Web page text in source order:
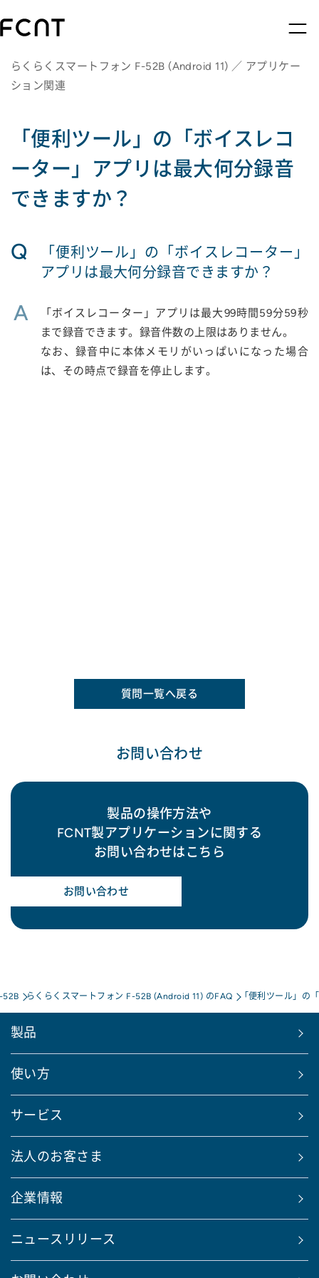
らくらくスマートフォン F-52B (Android 11) ／ アプリケー
ション関連
「便利ツール」の「ボイスレコ
ーター」アプリは最大何分録音
できますか？
Q
「便利ツール」の「ボイスレコーター」
アプリは最大何分録音できますか？
A
「ボイスレコーター」アプリは最大99時間59分59秒
まで録音できます。録音件数の上限はありません。
なお、録音中に本体メモリがいっぱいになった場合
は、その時点で録音を停止します。
質問一覧へ戻る
お問い合わせ
製品の操作方法や
FCNT製アプリケーションに関する
お問い合わせはこちら
お問い合わせ
52B らくらくスマートフォン F-52B (Android 11) のFAQ 「便利ツール」の
製品
使い方
サービス
法人のお客さま
企業情報
ニュースリリース